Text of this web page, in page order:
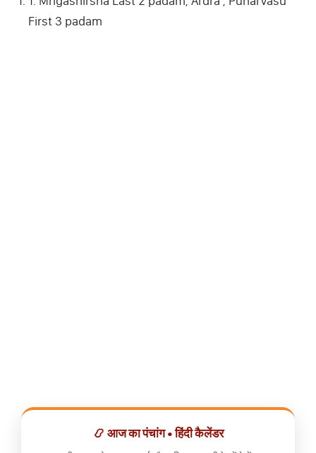
First 3 padam
📿 आज का पंचांग • हिंदी कैलेंडर